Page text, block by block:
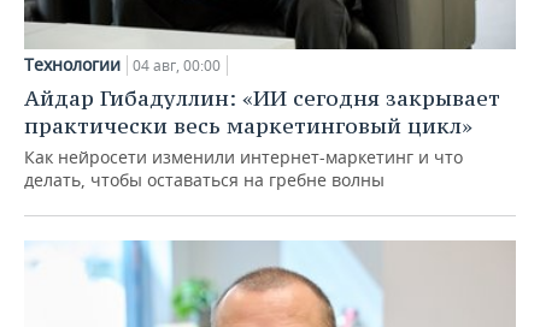
Технологии 04 авг, 00:00
Айдар Гибадуллин: «ИИ сегодня закрывает
практически весь маркетинговый цикл»
Как нейросети изменили интернет-маркетинг и что
делать, чтобы оставаться на гребне волны